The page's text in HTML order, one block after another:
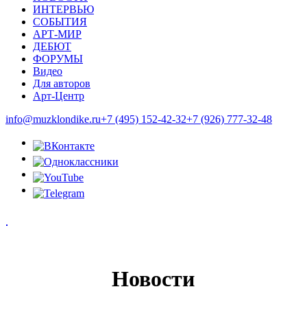
ИНТЕРВЬЮ
СОБЫТИЯ
АРТ-МИР
ДЕБЮТ
ФОРУМЫ
Видео
Для авторов
Арт-Центр
info@muzklondike.ru+7 (495) 152-42-32+7 (926) 777-32-48
Новости